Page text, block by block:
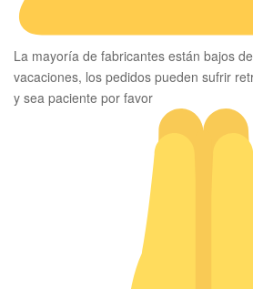
La mayoría de fabricantes están bajos
vacaciones, los pedidos pueden sufrir
y sea paciente por favor